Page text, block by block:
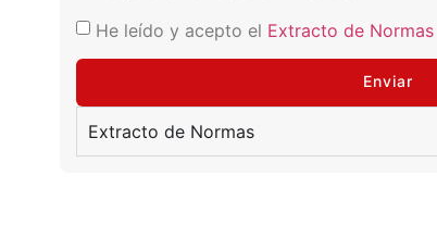
He leído y acepto el Extracto de Normas
Enviar
Extracto de Normas